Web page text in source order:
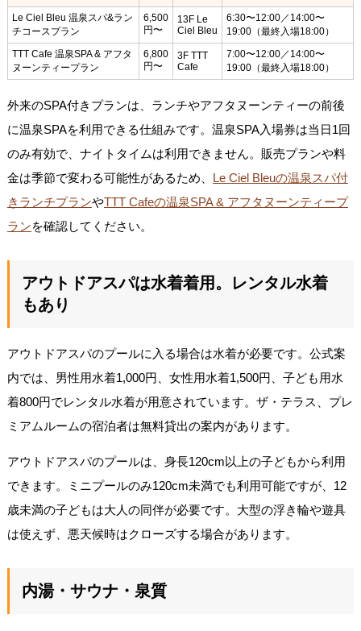
Le Ciel Bleu 温泉スパ&ラン
チコースプラン
6,500
円〜
13F Le
Ciel Bleu
6:30〜12:00／14:00〜
19:00（最終入場18:00）
TTT Cafe 温泉SPA & アフタ
ヌーンティープラン
6,800
円〜
3F TTT
Cafe
7:00〜12:00／14:00〜
19:00（最終入場18:00）
外来のSPA付きプランは、ランチやアフタヌーンティーの前後
に温泉SPAを利用できる仕組みです。温泉SPA入場券は当日1回
のみ有効で、ナイトタイムは利用できません。販売プランや料
金は季節で変わる可能性があるため、 Le Ciel Bleuの温泉スパ付
きランチプランやTTT Cafeの温泉SPA & アフタヌーンティープ
ランを確認してください。
アウトドアスパは水着着用。レンタル水着
もあり
アウトドアスパのプールに入る場合は水着が必要です。公式案
内では、男性用水着1,000円、女性用水着1,500円、子ども用水
着800円でレンタル水着が用意されています。ザ・テラス、プレ
ミアムルームの宿泊者は無料貸出の案内があります。
アウトドアスパのプールは、身長120cm以上の子どもから利用
できます。ミニプールのみ120cm未満でも利用可能ですが、12
歳未満の子どもは大人の同伴が必要です。大型の浮き輪や遊具
は使えず、悪天候時はクローズする場合があります。
内湯・サウナ・泉質